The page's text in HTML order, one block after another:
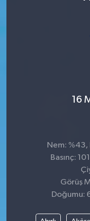
16
Nem: %43,
Basınç:
Görüş
Doğumu:
Erdek
Gönen
Havran